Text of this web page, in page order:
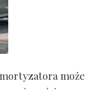
może